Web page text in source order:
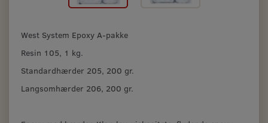
West System Epoxy A-pakke
Resin 105, 1 kg.
Standardhærder 205, 200 gr.
Langsomhærder 206, 200 gr.